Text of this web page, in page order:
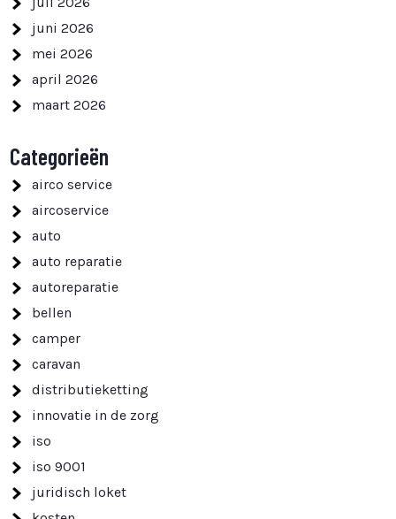
juni 2026
mei 2026
april 2026
maart 2026
Categorieën
airco service
aircoservice
auto
auto reparatie
autoreparatie
bellen
camper
caravan
distributieketting
innovatie in de zorg
iso
iso 9001
juridisch loket